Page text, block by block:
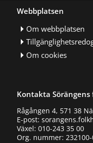
Webbplatsen
Om webbplatsen
Om cookies
Kontakta Sörängens
Rågången 4, 571 38
E-post:
Växel: 010-243 35 00
Org. nummer: